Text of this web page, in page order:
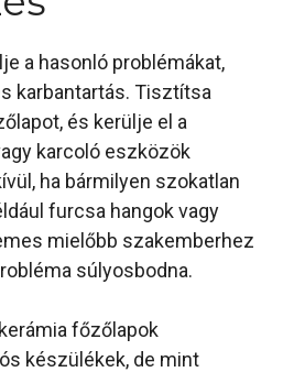
a hasonló problémákat,
karbantartás. Tisztítsa
és kerülje el a
karcoló eszközök
ha bármilyen szokatlan
furcsa hangok vagy
mielőbb szakemberhez
súlyosbodna.
főzőlapok
készülékek, de mint